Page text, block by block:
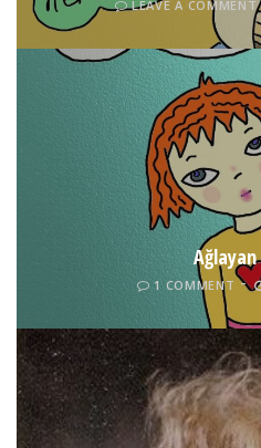
LEAVE A COMMENT
1 COMMENT